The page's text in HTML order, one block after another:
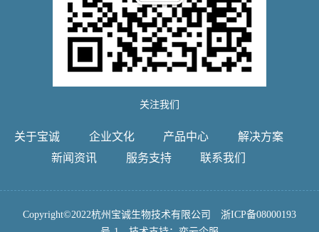
关注我们
关于宝诚 企业文化 产品中心
解决方案
新闻资讯
服务支持 联系我们
Copyright©2022杭州宝诚生物技术有限公司 浙ICP备08000193